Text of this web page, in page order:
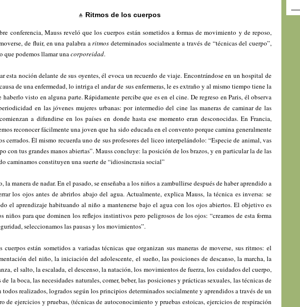
Ritmos de los cuerpos
conferencia, Mauss reveló que los cuerpos están sometidos a formas de movimiento y de reposo,
de fluir, en una palabra aritmos determinados socialmente a través de “técnicas del cuerpo”,
que podemos llamar unacorporeidad.
esta noción delante de sus oyentes, él evoca un recuerdo de viaje. Encontrándose en un hospital de
de una enfermedad, lo intriga el andar de sus enfermeras, le es extraño y al mismo tiempo tiene la
haberlo visto en alguna parte. Rápidamente percibe que es en el cine. De regreso en Paris, él observa
en las jóvenes mujeres urbanas: por intermedio del cine las maneras de caminar de las
a difundirse en los países en donde hasta ese momento eran desconocidas. En Francia,
reconocer fácilmente una joven que ha sido educada en el convento porque camina generalmente
cerrados. Él mismo recuerda uno de sus profesores del liceo interpelándolo: “Especie de animal, vas
con tus grandes manos abiertas”. Mauss concluye: la posición de los brazos, y en particular la de las
caminamos constituyen una suerte de “idiosincrasia social”
la manera de nadar. En el pasado, se enseñaba a los niños a zambullirse después de haber aprendido a
los ojos antes de abrirlos abajo del agua. Actualmente, explica Mauss, la técnica es inversa: se
el aprendizaje habituando al niño a mantenerse bajo el agua con los ojos abiertos. El objetivo es
niños para que dominen los reflejos instintivos pero peligrosos de los ojos: “creamos de esta forma
seleccionamos las pausas y los movimientos”.
cuerpos están sometidos a variadas técnicas que organizan sus maneras de moverse, sus ritmos: el
del niño, la iniciación del adolescente, el sueño, las posiciones de descanso, la marcha, la
el salto, la escalada, el descenso, la natación, los movimientos de fuerza, los cuidados del cuerpo,
la boca, las necesidades naturales, comer, beber, las posiciones y prácticas sexuales, las técnicas de
todos realizados, logrados según los principios determinados socialmente y aprendidos a través de un
de ejercicios y pruebas, (técnicas de autoconocimiento y pruebas estoicas, ejercicios de respiración